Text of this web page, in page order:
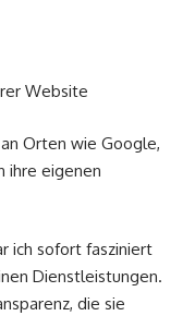
Website
Orten wie Google,
ihre eigenen
ich sofort fasziniert
Dienstleistungen.
die sie